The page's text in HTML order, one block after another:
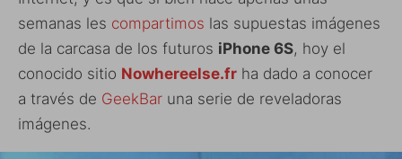
semanas les compartimos las supuestas imágenes
de la carcasa de los futuros iPhone 6S, hoy el
conocido sitio Nowhereelse.fr ha dado a conocer
a través de GeekBar una serie de reveladoras
imágenes.